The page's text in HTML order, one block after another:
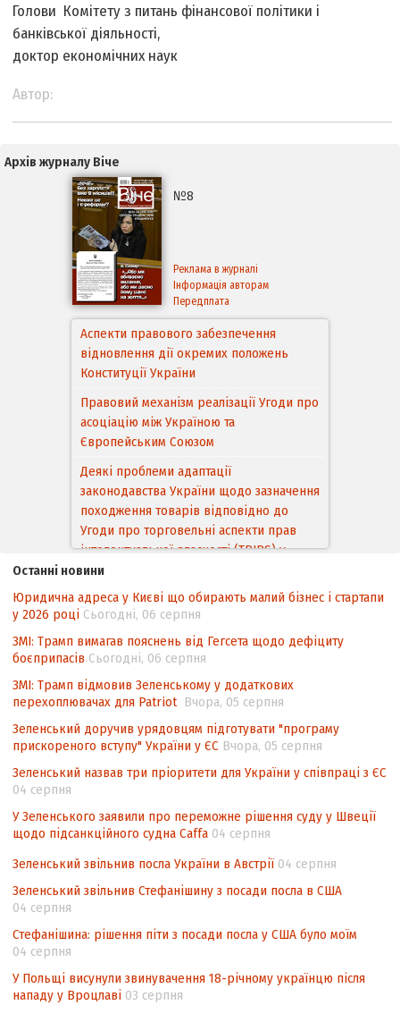
Голови Комітету з питань фінансової політики і
банківської діяльності,
доктор економічних наук
Автор:
Архів журналу Віче
№8
Реклама в журналі
Інформація авторам
Передплата
Аспекти правового забезпечення
відновлення дії окремих положень
Конституції України
Правовий механізм реалізації Угоди про
асоціацію між Україною та
Європейським Cоюзом
Деякі проблеми адаптації
законодавства України щодо зазначення
походження товарів відповідно до
Угоди про торговельні аспекти прав
інтелектуальної власності (TRIPS) у
контексті євроінтеграції
Аналіз виборчого законодавства щодо
невизначеності механізму повторного
підрахунку голосів виборців
Інформаційна безпека суспільства
Контент-аналіз відображення сенсу
нормативно-правових документах
Останні новини
Юридична адреса у Києві що обирають малий бізнес і стартапи
у 2026 році Сьогодні, 06 серпня
ЗМІ: Трамп вимагав пояснень від Гегсета щодо дефіциту
боєприпасів Сьогодні, 06 серпня
ЗМІ: Трамп відмовив Зеленському у додаткових
перехоплювачах для Patriot Вчора, 05 серпня
Зеленський доручив урядовцям підготувати "програму
прискореного вступу" України у ЄС Вчора, 05 серпня
Зеленський назвав три пріоритети для України у співпраці з ЄС
04 серпня
У Зеленського заявили про переможне рішення суду у Швеції
щодо підсанкційного судна Caffa 04 серпня
Зеленський звільнив посла України в Австрії 04 серпня
Зеленський звільнив Стефанішину з посади посла в США
04 серпня
Стефанішина: рішення піти з посади посла у США було моїм
04 серпня
У Польщі висунули звинувачення 18-річному українцю після
нападу у Вроцлаві 03 серпня